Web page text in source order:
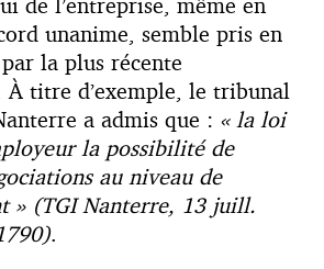
unanime, semble pris en
la plus récente
À titre d’exemple, le tribunal
a admis que : « la loi
la possibilité de
au niveau de
» (TGI Nanterre, 13 juill.
.